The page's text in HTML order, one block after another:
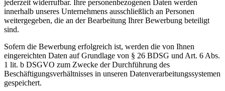
jederzeit widerrufbar. Ihre personenbezogenen Daten werden
innerhalb unseres Unternehmens ausschließlich an Personen
weitergegeben, die an der Bearbeitung Ihrer Bewerbung beteiligt
sind.
Sofern die Bewerbung erfolgreich ist, werden die von Ihnen
eingereichten Daten auf Grundlage von § 26 BDSG und Art. 6 Abs.
1 lit. b DSGVO zum Zwecke der Durchführung des
Beschäftigungsverhältnisses in unseren Datenverarbeitungssystemen
gespeichert.